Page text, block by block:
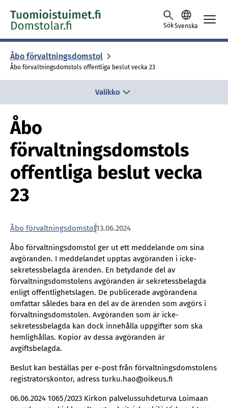
Skip to content -saavutettavuusohje
SökSvenska
Åbo för­valt­nings­dom­stol
Åbo förvaltningsdomstols offentliga beslut vecka 23
Valikko
Åbo
förvaltningsdomstols
offentliga beslut vecka
23
Åbo förvaltningsdomstol13.06.2024
Åbo förvaltningsdomstol ger ut ett meddelande om sina
avgöranden. I meddelandet upptas avgöranden i icke-
sekretessbelagda ärenden. En betydande del av
förvaltningsdomstolens avgöranden är sekretessbelagda
enligt offentlighetslagen. De publicerade avgörandena
omfattar således bara en del av de ärenden som avgörs i
förvaltningsdomstolen. Avgöranden som är icke-
sekretessbelagda kan dock innehålla uppgifter som ska
hemlighållas. Kopior av dessa avgöranden är
avgiftsbelagda.
Beslut kan beställas per e-post från förvaltningsdomstolens
registratorskontor, adress turku.hao@oikeus.fi
06.06.2024 1065/2023 Kirkon palvelussuhdeturva Loimaan